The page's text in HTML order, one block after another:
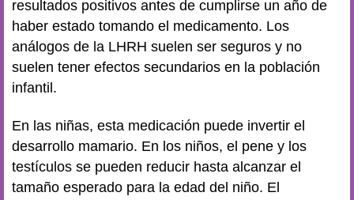
resultados positivos antes de cumplirse un año de
haber estado tomando el medicamento. Los
análogos de la LHRH suelen ser seguros y no
suelen tener efectos secundarios en la población
infantil.
En las niñas, esta medicación puede invertir el
desarrollo mamario. En los niños, el pene y los
testículos se pueden reducir hasta alcanzar el
tamaño esperado para la edad del niño. El